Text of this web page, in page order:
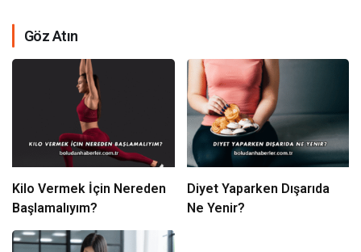
Göz Atın
Kilo Vermek İçin Nereden
Başlamalıyım?
Diyet Yaparken Dışarıda
Ne Yenir?